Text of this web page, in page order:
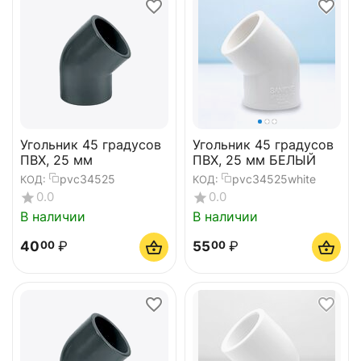
Угольник 45 градусов
ПВХ, 25 мм
КОД: pvc34525
0.0
В наличии
4000 ₽
Угольник 45 градусов
ПВХ, 25 мм БЕЛЫЙ
КОД: pvc34525white
0.0
В наличии
5500 ₽